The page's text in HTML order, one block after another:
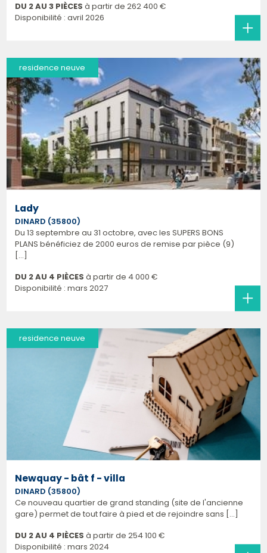
DU 2 AU 3 PIÈCES à partir de 262 400 €
Disponibilité : avril 2026
residence neuve
Lady
DINARD (35800)
Du 13 septembre au 31 octobre, avec les SUPERS BONS
PLANS bénéficiez de 2000 euros de remise par pièce (9)
[...]
DU 2 AU 4 PIÈCES à partir de 4 000 €
Disponibilité : mars 2027
residence neuve
Newquay - bât f - villa
DINARD (35800)
Ce nouveau quartier de grand standing (site de l'ancienne
gare) permet de tout faire à pied et de rejoindre sans [...]
DU 2 AU 4 PIÈCES à partir de 254 100 €
Disponibilité : mars 2024